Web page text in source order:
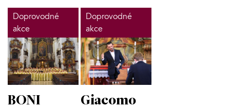
Doprovodné
akce
BONI
Doprovodné
akce
Giacomo